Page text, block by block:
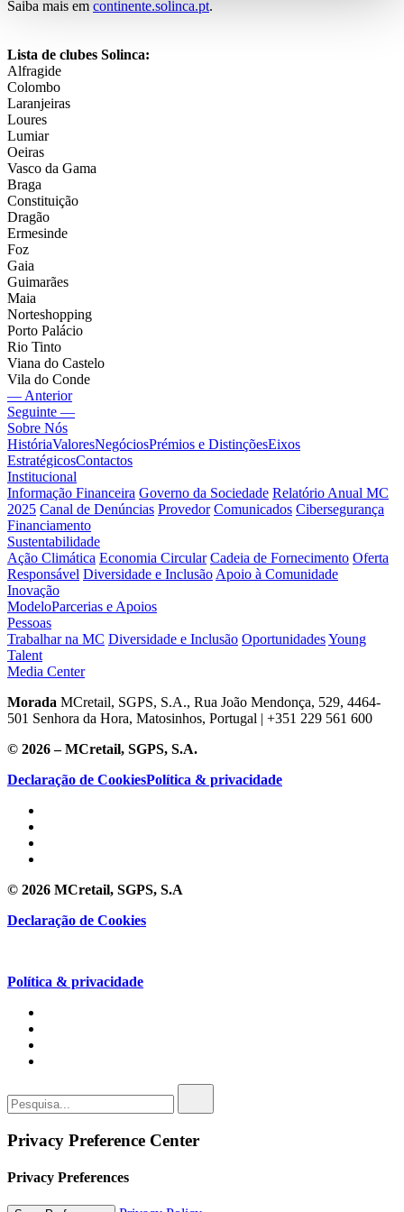
Saiba mais em continente.solinca.pt.
Lista de clubes Solinca:
Alfragide
Colombo
Laranjeiras
Loures
Lumiar
Oeiras
Vasco da Gama
Braga
Constituição
Dragão
Ermesinde
Foz
Gaia
Guimarães
Maia
Norteshopping
Porto Palácio
Rio Tinto
Viana do Castelo
Vila do Conde
— Anterior
Seguinte —
Sobre Nós
HistóriaValoresNegóciosPrémios e DistinçõesEixos
EstratégicosContactos
Institucional
Informação Financeira Governo da Sociedade Relatório Anual MC
2025 Canal de Denúncias Provedor Comunicados Cibersegurança
Financiamento
Sustentabilidade
Ação Climática Economia Circular Cadeia de Fornecimento Oferta
Responsável Diversidade e Inclusão Apoio à Comunidade
Inovação
ModeloParcerias e Apoios
Pessoas
Trabalhar na MC Diversidade e Inclusão OportunidadesYoung
Talent
Media Center
Morada MCretail, SGPS, S.A., Rua João Mendonça, 529, 4464-
501 Senhora da Hora, Matosinhos, Portugal | +351 229 561 600
© 2026 – MCretail, SGPS, S.A.
Declaração de CookiesPolítica & privacidade
© 2026 MCretail, SGPS, S.A
Declaração de Cookies
Política & privacidade
Privacy Preference Center
Privacy Preferences